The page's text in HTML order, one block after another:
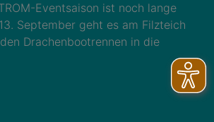
Eventsaison ist noch lange
September geht es am Filzteich
Drachenbootrennen in die